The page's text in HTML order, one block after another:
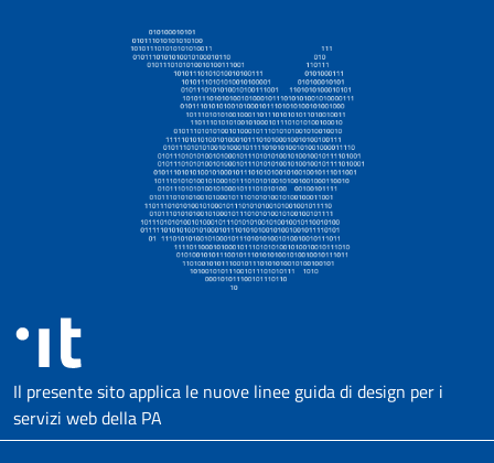
Il presente sito applica le nuove linee guida di design per i
servizi web della PA